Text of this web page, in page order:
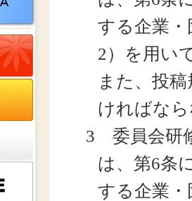
する企業・
2）を用い
また、投
ければな
3 委員会研
は、第6条
する企業